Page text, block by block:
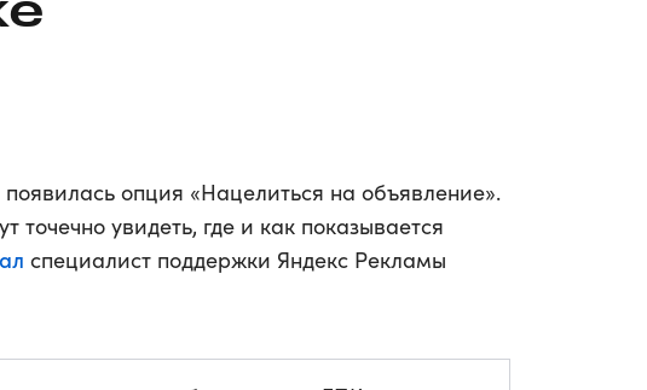
опция «Нацелиться на объявление».
точечно увидеть, где и как показывается
специалист поддержки Яндекс Рекламы